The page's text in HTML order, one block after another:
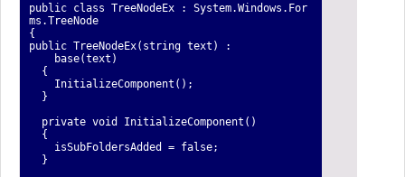
public class TreeNodeEx : System.Windows.For
ms.TreeNode
{
public TreeNodeEx(string text) :
base(text)
{
InitializeComponent();
}
private void InitializeComponent()
{
isSubFoldersAdded = false;
}